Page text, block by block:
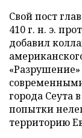
Свой пост
410 г. н. э.
добавил
города Сеута
попытки
территорию